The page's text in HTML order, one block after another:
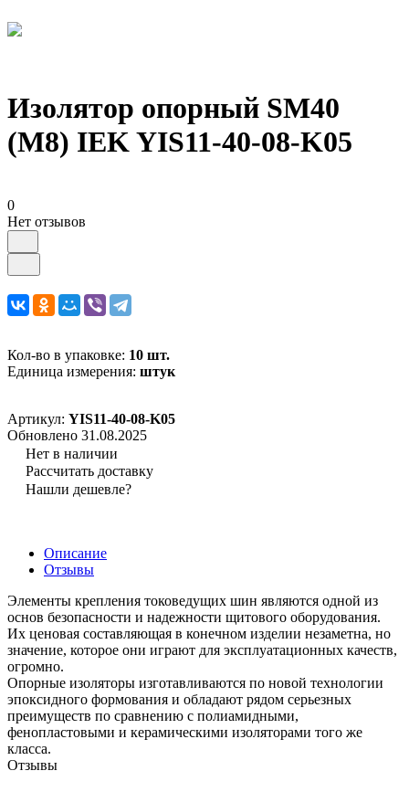
Изолятор опорный SM40
(М8) IEK YIS11-40-08-K05
0
Нет отзывов
Кол-во в упаковке: 10 шт.
Единица измерения: штук
Артикул: YIS11-40-08-K05
Обновлено 31.08.2025
Нет в наличии
Рассчитать доставку
Нашли дешевле?
Описание
Отзывы
Элементы крепления токоведущих шин являются одной из
основ безопасности и надежности щитового оборудования.
Их ценовая составляющая в конечном изделии незаметна, но
значение, которое они играют для эксплуатационных качеств,
огромно.
Опорные изоляторы изготавливаются по новой технологии
эпоксидного формования и обладают рядом серьезных
преимуществ по сравнению с полиамидными,
фенопластовыми и керамическими изоляторами того же
класса.
Отзывы